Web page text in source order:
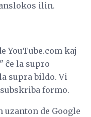
ilin.
YouTube.com kaj
ĉe la supro
supra bildo. Vi
formo.
uzanton de Google